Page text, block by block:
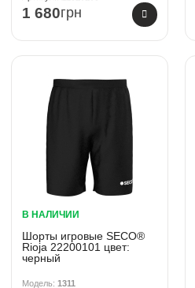
1 680грн
В НАЛИЧИИ
Шорты игровые SECO®
Rioja 22200101 цвет:
черный
1311